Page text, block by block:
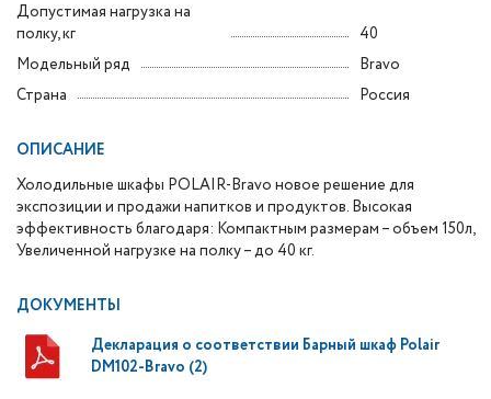
Допустимая нагрузка на
полку, кг
40
Модельный ряд
Bravo
Страна
Россия
ОПИСАНИЕ
Холодильные шкафы POLAIR-Bravo новое решение для
экспозиции и продажи напитков и продуктов. Высокая
эффективность благодаря: Компактным размерам – объем 150л,
Увеличенной нагрузке на полку – до 40 кг.
ДОКУМЕНТЫ
Декларация о соответствии Барный шкаф Polair
DM102-Bravo (2)